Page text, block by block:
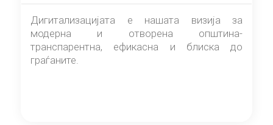
Дигитализацијата е нашата визија за
модерна и отворена општина-
транспарентна, ефикасна и блиска до
граѓаните.